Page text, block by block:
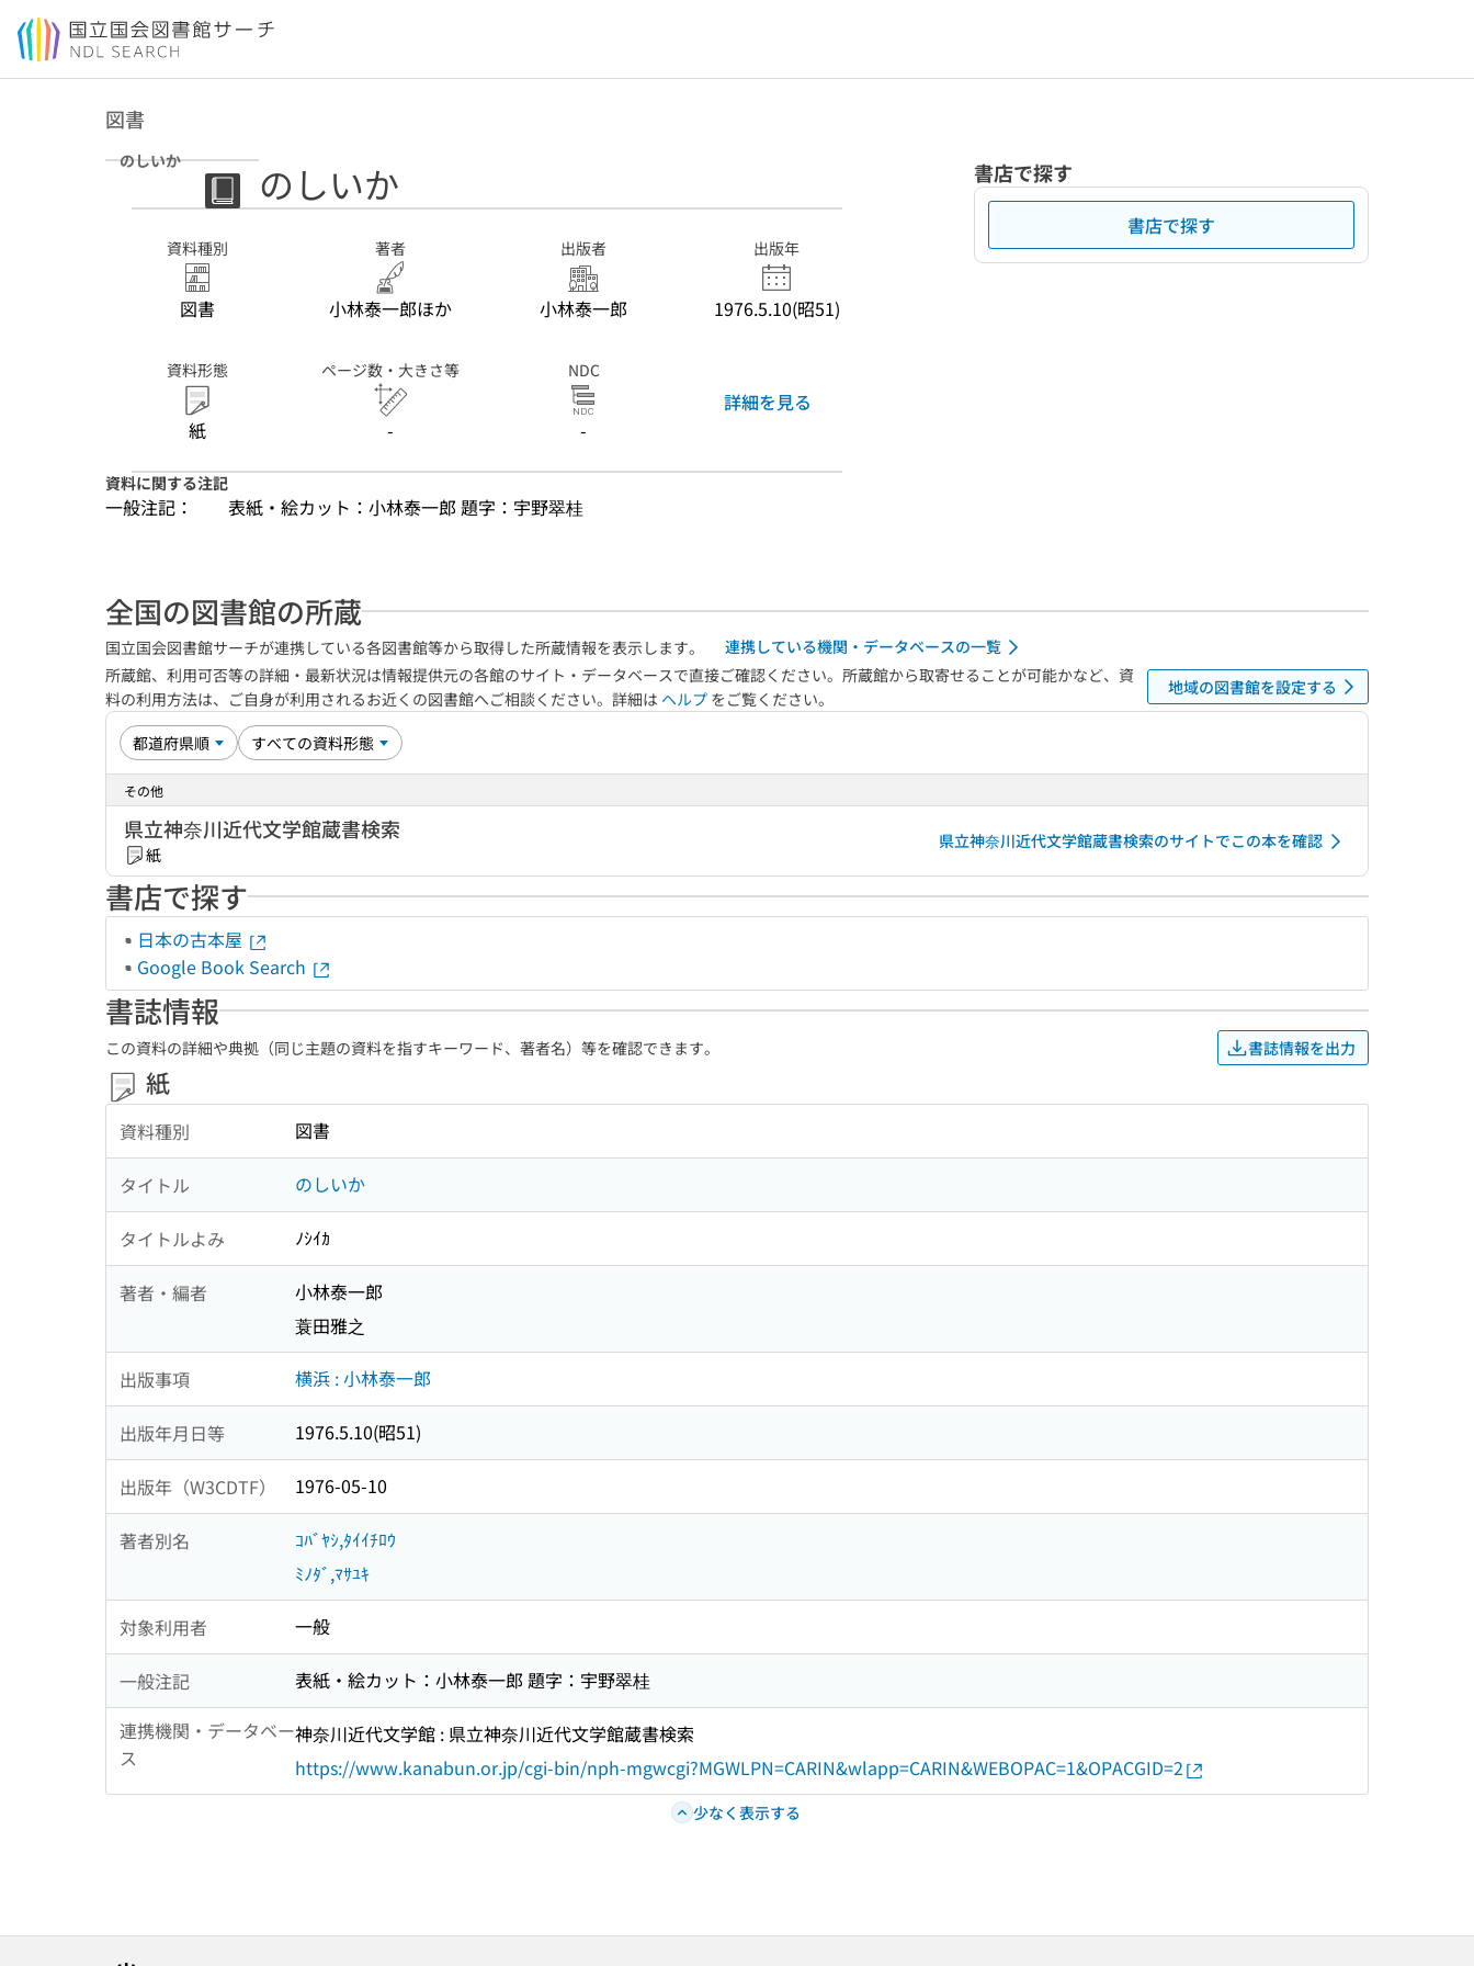
本文へ移動
図書
のしいか のしいか
資料種別
図書
著者
小林泰一郎ほか
出版者
小林泰一郎
出版年
1976.5.10(昭51)
資料形態
紙
ページ数・大きさ等
-
NDC
-
詳細を見る
資料に関する注記
一般注記： 表紙・絵カット：小林泰一郎 題字：宇野翠桂
書店で探す
書店で探す
全国の図書館の所蔵
国立国会図書館サーチが連携している各図書館等から取得した所蔵情報を表示します。
連携している機関・データベースの一覧
所蔵館、利用可否等の詳細・最新状況は情報提供元の各館のサイト・データベースで直接ご確認ください。所蔵館から取寄せることが可能かなど、資
料の利用方法は、ご自身が利用されるお近くの図書館へご相談ください。詳細は ヘルプ をご覧ください。
地域の図書館を設定する
その他
県立神奈川近代文学館蔵書検索
紙
県立神奈川近代文学館蔵書検索のサイトでこの本を確認
書店で探す
日本の古本屋
Google Book Search
書誌情報
この資料の詳細や典拠（同じ主題の資料を指すキーワード、著者名）等を確認できます。 書誌情報を出力
紙
資料種別 図書
タイトル のしいか
タイトルよみ ﾉｼｲｶ
著者・編者
小林泰一郎
蓑田雅之
出版事項 横浜 : 小林泰一郎
出版年月日等 1976.5.10(昭51)
出版年（W3CDTF） 1976-05-10
著者別名
ｺﾊﾞﾔｼ,ﾀｲｲﾁﾛｳ
ﾐﾉﾀﾞ,ﾏｻﾕｷ
対象利用者 一般
一般注記
表紙・絵カット：小林泰一郎 題字：宇野翠桂
連携機関・データベー
ス
神奈川近代文学館 : 県立神奈川近代文学館蔵書検索
https://www.kanabun.or.jp/cgi-bin/nph-mgwcgi?MGWLPN=CARIN&wlapp=CARIN&WEBOPAC=1&OPACGID=2
少なく表示する